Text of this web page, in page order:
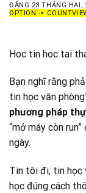
ĐĂNG 23 THÁNG HAI,
OPTION ->
Hoc tin hoc tai
Bạn nghĩ rằng
tin học văn
phương pháp
“mở máy còn
ngày.
Tin tôi đi, tin học
học đúng cách